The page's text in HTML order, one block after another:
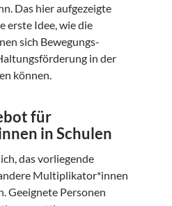
Das hier aufgezeigte
erste Idee, wie die
sich Bewegungs-
in der
können.
für
in Schulen
das vorliegende
Multiplikator*innen
Geeignete Personen